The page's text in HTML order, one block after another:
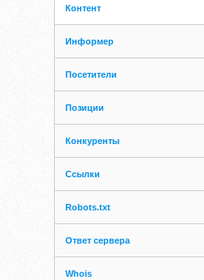
Контент
Информер
Посетители
Позиции
Конкуренты
Ссылки
Robots.txt
Ответ сервера
Whois